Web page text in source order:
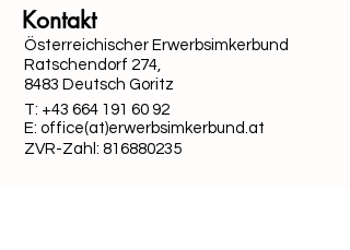
Kontakt
Österreichischer Erwerbsimkerbund
Ratschendorf 274,
8483 Deutsch Goritz
T: +43 664 191 60 92
E: office(at)erwerbsimkerbund.at
ZVR-Zahl: 816880235